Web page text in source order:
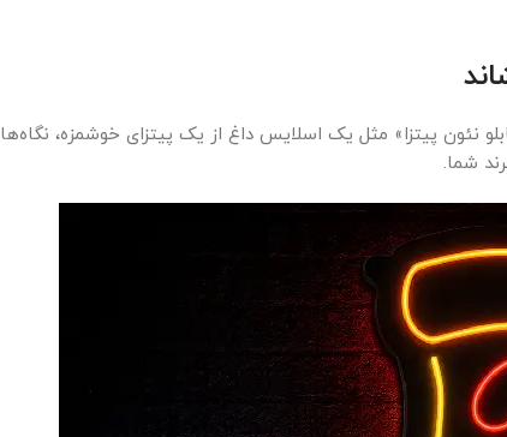
پیتزا» مثل یک اسلایس داغ از یک پیتزای خوشمزه، نگاه‌ها
شما.